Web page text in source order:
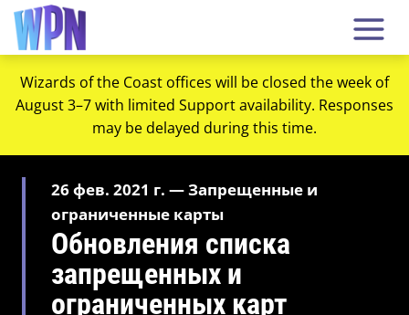
Wizards of the Coast offices will be closed the week of
August 3–7 with limited Support availability. Responses
may be delayed during this time.
26 фев. 2021 г. — Запрещенные и
ограниченные карты
Обновления списка
запрещенных и
ограниченных карт